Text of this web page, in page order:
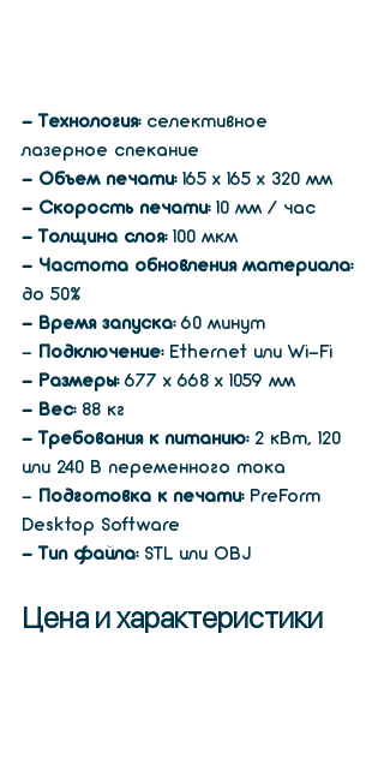
- Технология: селективное
лазерное спекание
- Объем печати: 165 х 165 х 320 мм
- Скорость печати: 10 мм / час
- Толщина слоя: 100 мкм
- Частота обновления материала:
до 50%
- Время запуска: 60 минут
- Подключение: Ethernet или Wi-Fi
- Размеры: 677 х 668 х 1059 мм
- Вес: 88 кг
- Требования к питанию: 2 кВт, 120
или 240 В переменного тока
- Подготовка к печати: PreForm
Desktop Software
- Тип файла: STL или OBJ
Цена и характеристики